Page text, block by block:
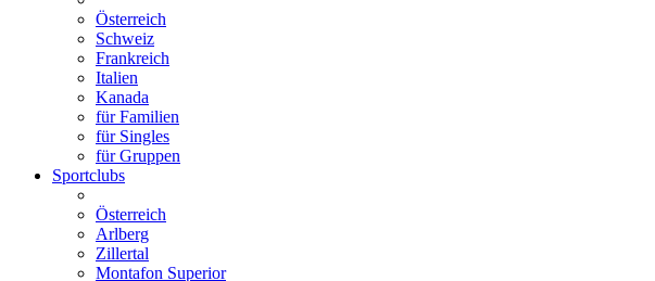
Österreich
Schweiz
Frankreich
Italien
Kanada
für Familien
für Singles
für Gruppen
Sportclubs
Österreich
Arlberg
Zillertal
Montafon Superior